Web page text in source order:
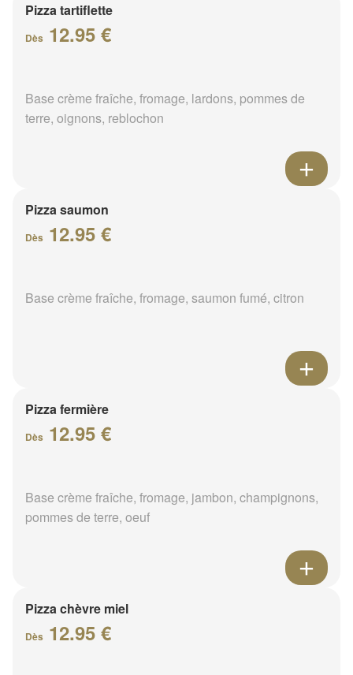
Pizza tartiflette
Dès 12.95 €
Base crème fraîche, fromage, lardons, pommes de
terre, oignons, reblochon
Pizza saumon
Dès 12.95 €
Base crème fraîche, fromage, saumon fumé, citron
Pizza fermière
Dès 12.95 €
Base crème fraîche, fromage, jambon, champignons,
pommes de terre, oeuf
Pizza chèvre miel
Dès 12.95 €